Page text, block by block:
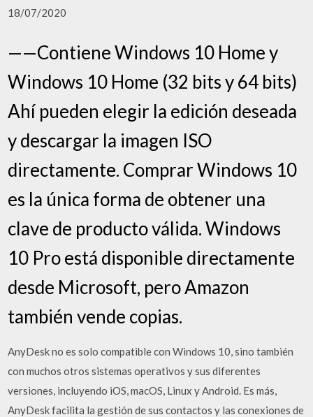
18/07/2020
——Contiene Windows 10 Home y
Windows 10 Home (32 bits y 64 bits)
Ahí pueden elegir la edición deseada
y descargar la imagen ISO
directamente. Comprar Windows 10
es la única forma de obtener una
clave de producto válida. Windows
10 Pro está disponible directamente
desde Microsoft, pero Amazon
también vende copias.
AnyDesk no es solo compatible con Windows 10, sino también
con muchos otros sistemas operativos y sus diferentes
versiones, incluyendo iOS, macOS, Linux y Android. Es más,
AnyDesk facilita la gestión de sus contactos y las conexiones de